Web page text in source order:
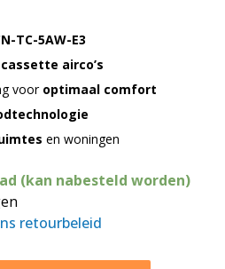
TC-5AW-E3
cassette airco’s
voor optimaal comfort
en woningen
(kan nabesteld worden)
retourbeleid